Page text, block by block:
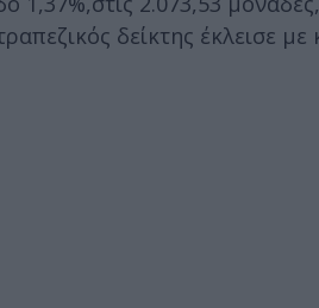
δείκτης έκλεισε